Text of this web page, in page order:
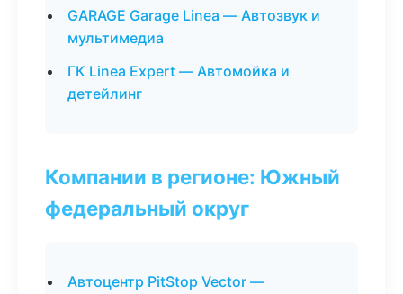
GARAGE Garage Linea — Автозвук и
мультимедиа
ГК Linea Expert — Автомойка и
детейлинг
Компании в регионе: Южный
федеральный округ
Автоцентр PitStop Vector —